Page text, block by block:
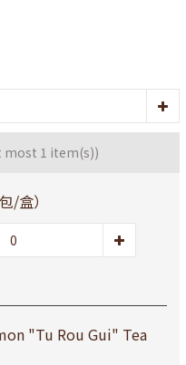
most 1 item(s))
/盒）
"Tu Rou Gui" Tea